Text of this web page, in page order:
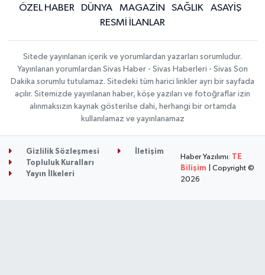
ÖZEL HABER
DÜNYA MAGAZİN SAĞLIK
ASAYİŞ
RESMİ İLANLAR
Sitede yayınlanan içerik ve yorumlardan yazarları sorumludur.
Yayınlanan yorumlardan Sivas Haber - Sivas Haberleri - Sivas Son
Dakika sorumlu tutulamaz. Sitedeki tüm harici linkler ayrı bir sayfada
açılır. Sitemizde yayınlanan haber, köşe yazıları ve fotoğraflar izin
alınmaksızın kaynak gösterilse dahi, herhangi bir ortamda
kullanılamaz ve yayınlanamaz
Gizlilik Sözleşmesi
İletişim
Topluluk Kuralları
Yayın İlkeleri
Haber Yazılımı: TE
Bilişim | Copyright ©
2026